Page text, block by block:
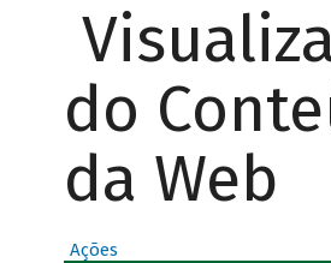
do
da Web
Ações